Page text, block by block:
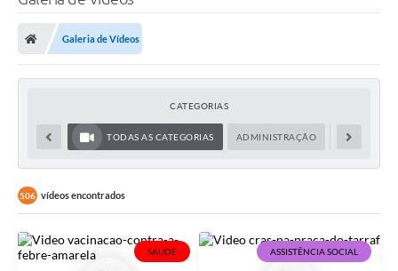
Licitações / PCA
Concessão Pública
Legislação
Contratos
Ouvidoria
Galeria de Vídeos
CATEGORIAS
TODAS AS CATEGORIAS ADMINISTRAÇÃO
506 vídeos encontrados
SAÚDE ASSISTÊNCIA SOCIAL